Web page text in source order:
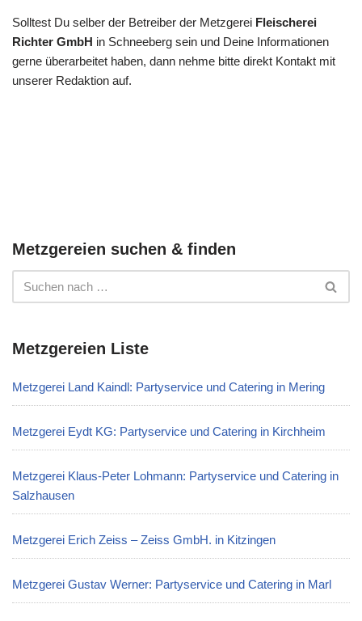
Solltest Du selber der Betreiber der Metzgerei Fleischerei
Richter GmbH in Schneeberg sein und Deine Informationen
gerne überarbeitet haben, dann nehme bitte direkt Kontakt mit
unserer Redaktion auf.
Metzgereien suchen & finden
Metzgereien Liste
Metzgerei Land Kaindl: Partyservice und Catering in Mering
Metzgerei Eydt KG: Partyservice und Catering in Kirchheim
Metzgerei Klaus-Peter Lohmann: Partyservice und Catering in
Salzhausen
Metzgerei Erich Zeiss – Zeiss GmbH. in Kitzingen
Metzgerei Gustav Werner: Partyservice und Catering in Marl